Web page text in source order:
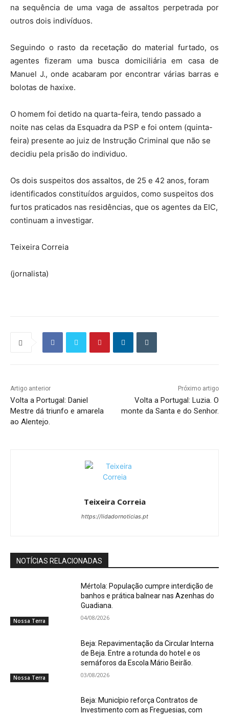
na sequência de uma vaga de assaltos perpetrada por
outros dois indivíduos.
Seguindo o rasto da recetação do material furtado, os
agentes fizeram uma busca domiciliária em casa de
Manuel J., onde acabaram por encontrar várias barras e
bolotas de haxixe.
O homem foi detido na quarta-feira, tendo passado a
noite nas celas da Esquadra da PSP e foi ontem (quinta-
feira) presente ao juiz de Instrução Criminal que não se
decidiu pela prisão do individuo.
Os dois suspeitos dos assaltos, de 25 e 42 anos, foram
identificados constituídos arguidos, como suspeitos dos
furtos praticados nas residências, que os agentes da EIC,
continuam a investigar.
Teixeira Correia
(jornalista)
Artigo anterior
Volta a Portugal: Daniel
Mestre dá triunfo e amarela
ao Alentejo.
Próximo artigo
Volta a Portugal: Luzia. O
monte da Santa e do Senhor.
Teixeira Correia
https://lidadornoticias.pt
NOTÍCIAS RELACIONADAS
Nossa Terra
Mértola: População cumpre interdição de
banhos e prática balnear nas Azenhas do
Guadiana.
04/08/2026
Nossa Terra
Beja: Repavimentação da Circular Interna
de Beja. Entre a rotunda do hotel e os
semáforos da Escola Mário Beirão.
03/08/2026
Beja: Município reforça Contratos de
Investimento com as Freguesias, com